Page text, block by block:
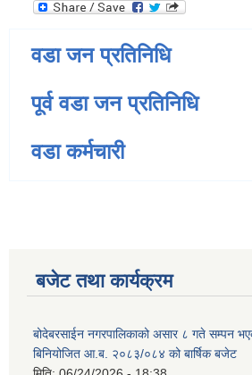
वडा जन प्रतिनिधि
पूर्व वडा जन प्रतिनिधि
वडा कर्मचारी
बजेट तथा कार्यक्रम
बोदेबरसाईन नगरपालिकाको असार ८ गते सम्पन
बिनियोजित आ.ब. २०८३/०८४ को बार्षिक बजेट